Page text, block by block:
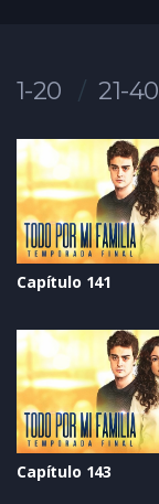
1-20 21-40
Capítulo 141
Capítulo 143